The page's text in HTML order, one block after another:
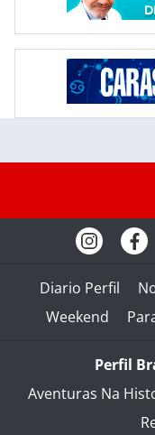
Diario Perfil
Weekend
Perfil
Aventuras Na